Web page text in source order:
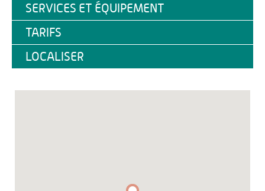
SERVICES ET ÉQUIPEMENT
TARIFS
LOCALISER